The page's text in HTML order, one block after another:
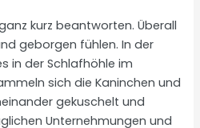
kurz beantworten. Überall
geborgen fühlen. In der
in der Schlafhöhle im
sich die Kaninchen und
gekuschelt und
Unternehmungen und